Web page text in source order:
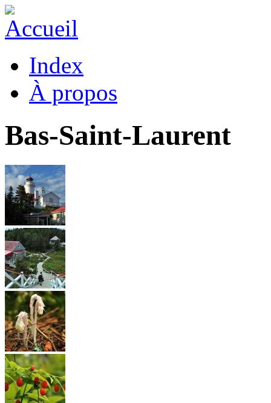
Index
À propos
Bas-Saint-Laurent